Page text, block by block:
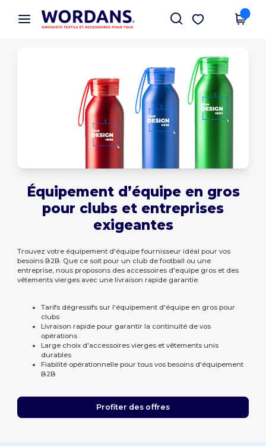
× Appli Wordans
Meilleurs prix sur l’app !
Obtenir l'appli
Équipement d’équipe en gros
pour clubs et entreprises
exigeantes
Trouvez votre équipement d'équipe fournisseur idéal pour vos
besoins B2B. Que ce soit pour un club de football ou une
entreprise, nous proposons des accessoires d'equipe gros et des
vêtements vierges avec une livraison rapide garantie.
Tarifs dégressifs sur l'équipement d'équipe en gros pour
clubs
Livraison rapide pour garantir la continuité de vos
opérations
Large choix d'accessoires vierges et vêtements unis
durables
Fiabilité opérationnelle pour tous vos besoins d'équipement
B2B
Profiter des offres